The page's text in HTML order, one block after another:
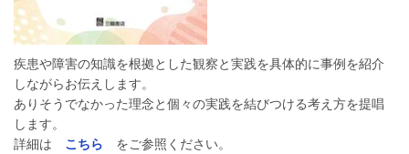
疾患や障害の知識を根拠とした観察と実践を具体的に事例を紹介
しながらお伝えします。
ありそうでなかった理念と個々の実践を結びつける考え方を提唱
します。
詳細は
こちら をご参照ください。